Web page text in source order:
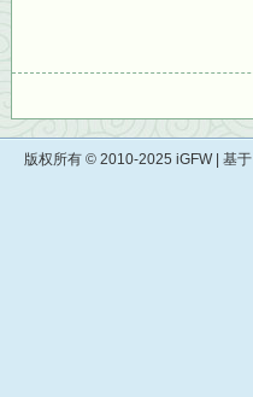
版权所有 © 2010-2025 iGFW | 基于